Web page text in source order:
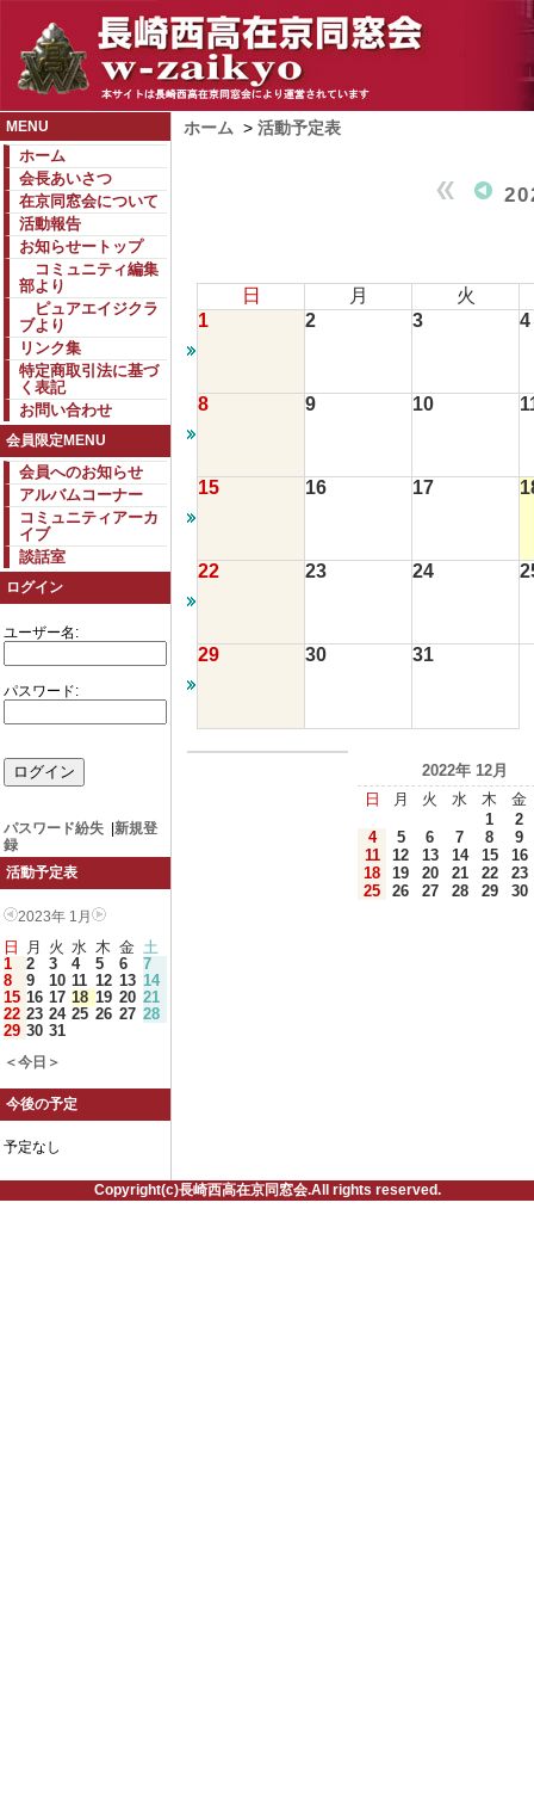
MENU
ホーム
会長あいさつ
在京同窓会について
活動報告
お知らせートップ
コミュニティ編集
部より
ピュアエイジクラ
ブより
リンク集
特定商取引法に基づ
く表記
お問い合わせ
会員限定MENU
会員へのお知らせ
アルバムコーナー
コミュニティアーカ
イブ
談話室
ログイン
ユーザー名:
パスワード:
パスワード紛失
新規登
録
活動予定表
2023年 1月
日 月 火 水 木 金 土
1
2 3 4 5 6
7
8
9 10 11 12 13 14
15 16 17 18 19 20 21
22 23 24 25 26 27 28
29 30 31
＜今日＞
今後の予定
予定なし
ホーム > 活動予定表
日 月
火
1
2 3 4
8 9 10
15 16 17
22 23 24
29 30 31
2022年 12月
日
月 火 水 木
金
1
2
4
5 6 7 8
9
11
12 13 14 15
16
18
19 20 21 22
23
25
26 27 28 29 30
Copyright(c)長崎西高在京同窓会.All rights reserved.